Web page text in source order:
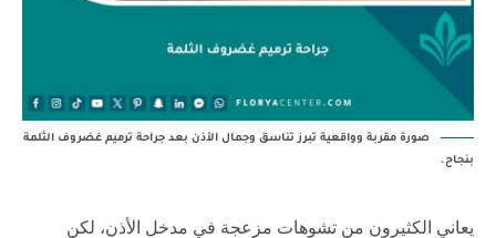
صورة مقربة وواقعية تبرز تناسق وجمال الأذن بعد جراحة ترميم غضروف الثلمة
بنجاح.
يعاني الكثيرون من تشوهات مزعجة في مدخل الأذن، لكن